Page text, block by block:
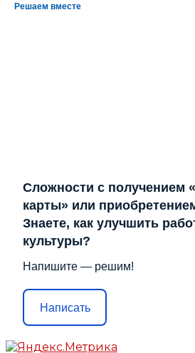
Решаем вместе
Сложности с получением
карты» или
Знаете, как улучшить
культуры?
Напишите — решим!
Написать